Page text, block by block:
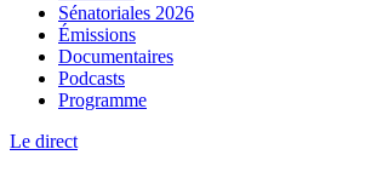
Sénatoriales 2026
Émissions
Documentaires
Podcasts
Programme
Le direct